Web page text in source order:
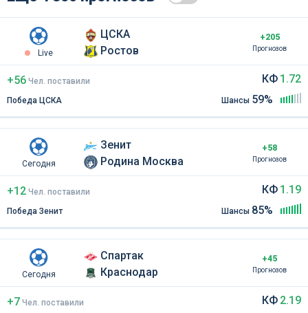
Live
ЦСКА
Ростов
+205
Прогнозов
+56 Чел. поставили
Победа ЦСКА
КФ 1.72
Шансы 59%
Сегодня
Зенит
Родина Москва
+58
Прогнозов
+12 Чел. поставили
Победа Зенит
КФ 1.19
Шансы 85%
Сегодня
Спартак
Краснодар
+45
Прогнозов
+7 Чел. поставили
КФ 2.19